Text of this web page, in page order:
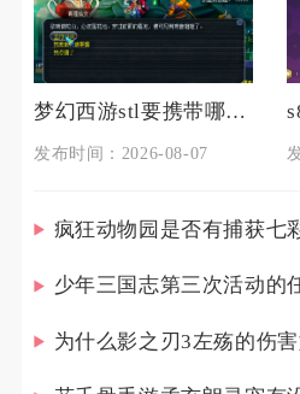
梦幻西游stl要携带哪些物品
发布时间：2026-08-07
为什么影之刃3左殇的伤